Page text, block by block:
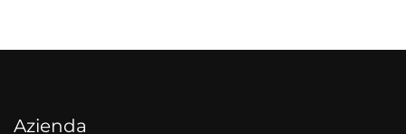
Azienda